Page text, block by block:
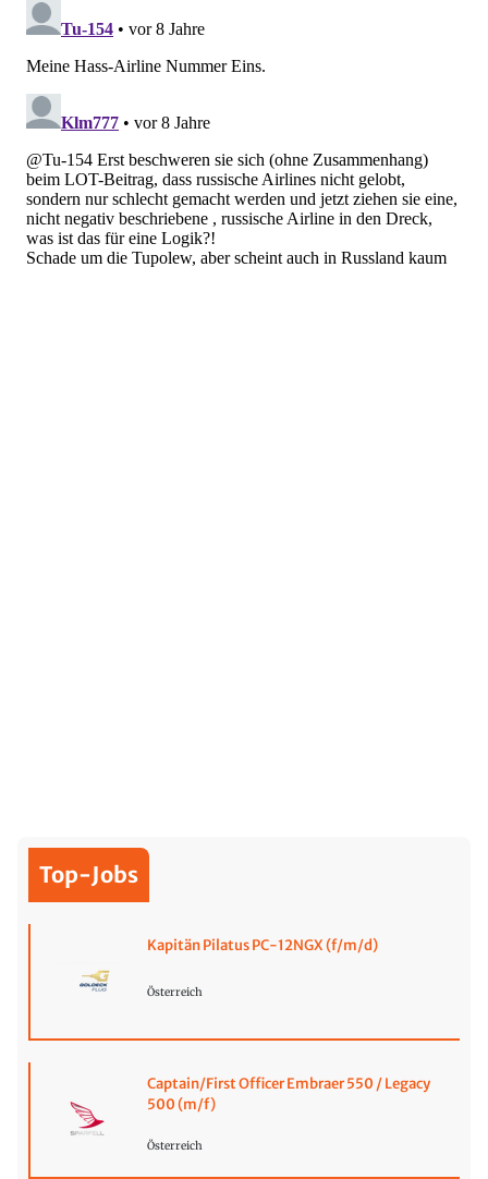
Top-Jobs
Kapitän Pilatus PC-12NGX (f/m/d)
Österreich
Captain/First Officer Embraer 550 / Legacy
500 (m/f)
Österreich